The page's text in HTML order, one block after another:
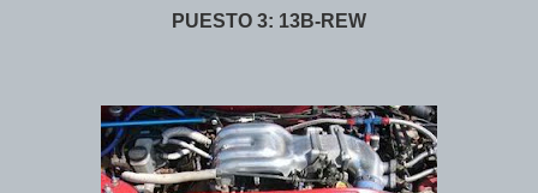
PUESTO 3: 13B-REW